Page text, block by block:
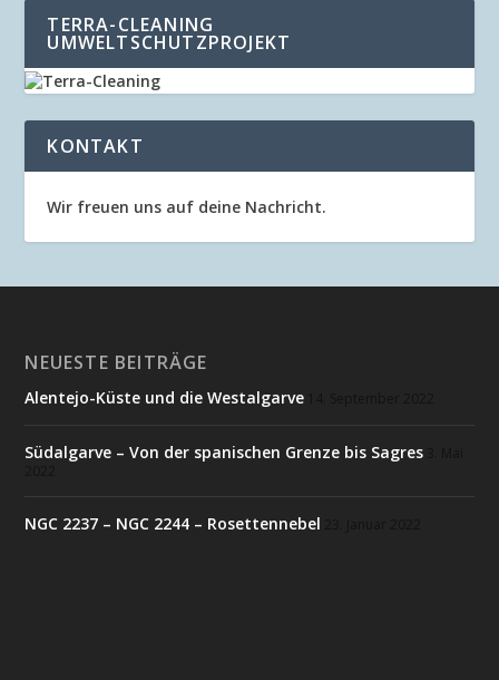
TERRA-CLEANING
UMWELTSCHUTZPROJEKT
KONTAKT
Wir freuen uns auf deine Nachricht.
NEUESTE BEITRÄGE
Alentejo-Küste und die Westalgarve
Südalgarve – Von der spanischen Grenze bis Sagres
NGC 2237 – NGC 2244 – Rosettennebel